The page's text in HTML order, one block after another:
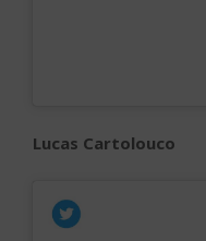
Lucas Cartolouco